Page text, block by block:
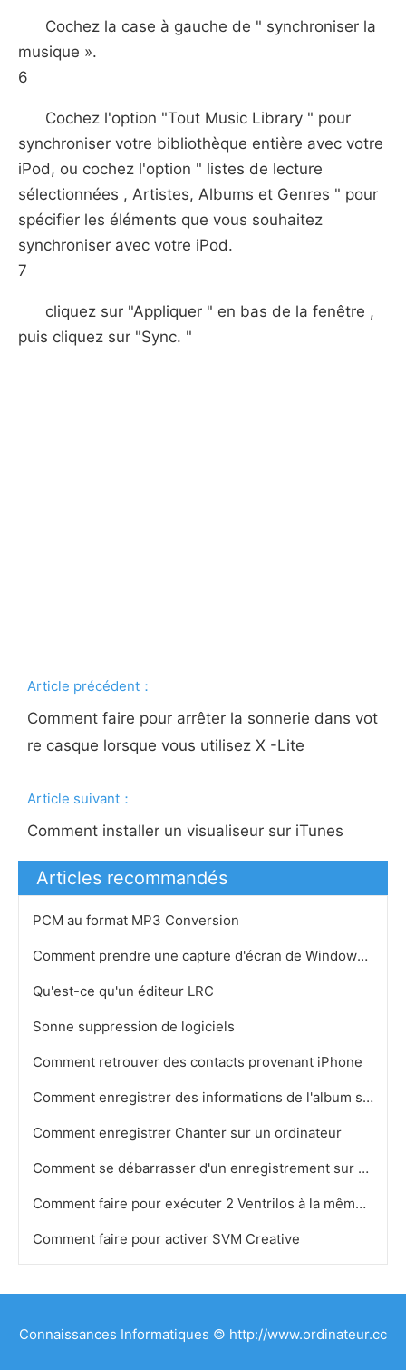
Cochez la case à gauche de " synchroniser la
musique ».
6
Cochez l'option "Tout Music Library " pour
synchroniser votre bibliothèque entière avec votre
iPod, ou cochez l'option " listes de lecture
sélectionnées , Artistes, Albums et Genres " pour
spécifier les éléments que vous souhaitez
synchroniser avec votre iPod.
7
cliquez sur "Appliquer " en bas de la fenêtre ,
puis cliquez sur "Sync. "
Article précédent：
Comment faire pour arrêter la sonnerie dans vot
re casque lorsque vous utilisez X -Lite
Article suivant：
Comment installer un visualiseur sur iTunes
Articles recommandés
PCM au format MP3 Conversion
Comment prendre une capture d'écran de Windows Media Vidéo
Qu'est-ce qu'un éditeur LRC
Sonne suppression de logiciels
Comment retrouver des contacts provenant iPhone
Comment enregistrer des informations de l'album sur un CD -R
Comment enregistrer Chanter sur un ordinateur
Comment se débarrasser d'un enregistrement sur ​​Muzee
Comment faire pour exécuter 2 Ventrilos à la même heure
Comment faire pour activer SVM Creative
Connaissances Informatiques © http://www.ordinateur.cc